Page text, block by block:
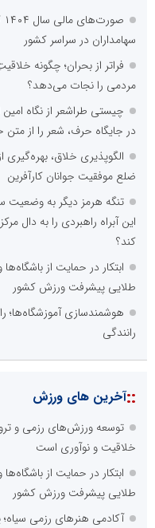
سهامداران در سراسر کشور
فراتر از بحران؛ چگونه
مردمی را نجات می‌دهد؟
چیستی طراشعر از نگاه امین
در جایگاه حرف، شعر را از
الگوپذیری خلاق،
ضلع موفقیت جوانان کارآفرین
تنگه هرمز دیگر به وضعیت
این آبراه راهبردی را به دال
کند؟
ابتکار در حمایت از
طلایی پیشرفت ورزش کشور
هوشمندسازی آموزشگاه‌ها؛
رانندگی
::آخرین های ورزش
توسعه ورزش‌های رزمی و
خلاقیت و نوآوری است
ابتکار در حمایت از
طلایی پیشرفت ورزش کشور
آکادمی هنرهای رزمی